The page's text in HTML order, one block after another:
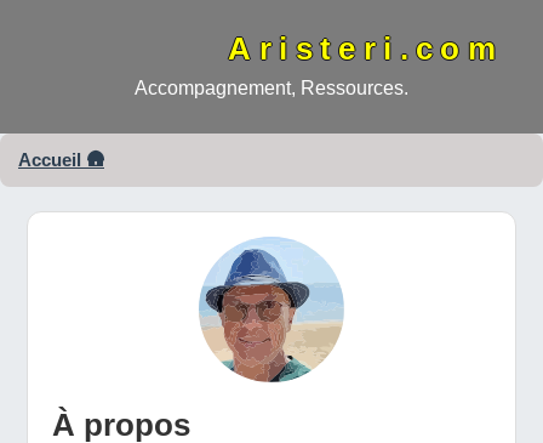
Aristeri.com
Accompagnement, Ressources.
Accueil 🛖
À propos